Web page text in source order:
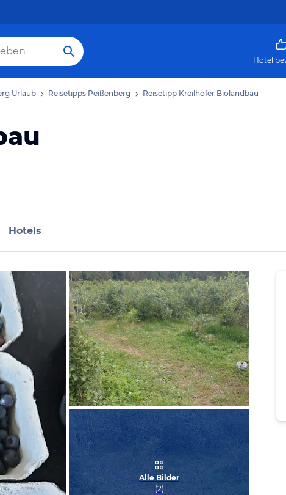
Hotel
Urlaub Reisetipps Peißenberg Reisetipp Kreilhofer Biolandbau
Hotels
Bild melden
von Eric
Alle Bilder
(2)